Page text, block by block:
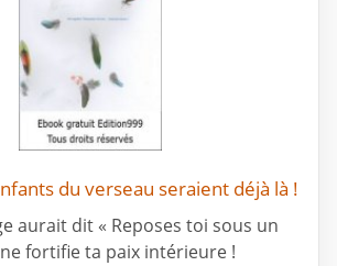
du verseau seraient déjà là !
aurait dit « Reposes toi sous un
fortifie ta paix intérieure !